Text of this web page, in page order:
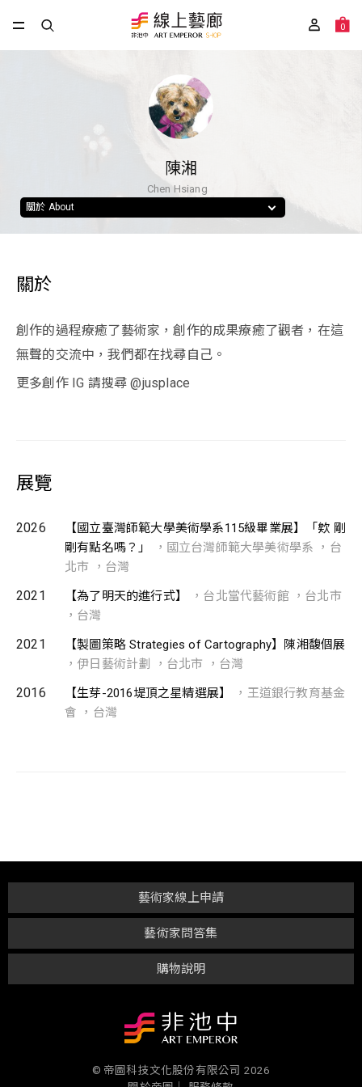
0
陳湘
Chen Hsiang
關於 About
關於
創作的過程療癒了藝術家，創作的成果療癒了觀者，在這
無聲的交流中，我們都在找尋自己。
更多創作 IG 請搜尋 @jusplace
展覽
2026
【國立臺灣師範大學美術學系115級畢業展】「欸 剛
剛有點名嗎？」
，國立台灣師範大學美術學系 ，台
北市 ，台灣
2021 【為了明天的進行式】
，台北當代藝術館 ，台北市
，台灣
2021
【製圖策略 Strategies of Cartography】陳湘馥個展
，伊日藝術計劃 ，台北市 ，台灣
2016 【生芽-2016堤頂之星精選展】
，王道銀行教育基金
會 ，台灣
購物說明
藝術家問答集
藝術家線上申請
© 帝圖科技文化股份有限公司 2026